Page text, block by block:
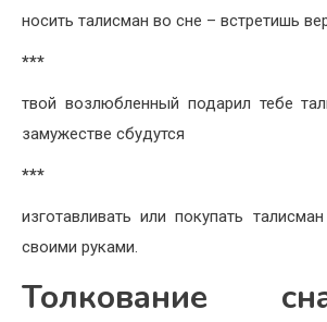
носить талисман во сне – встретишь
***
твой возлюбленный подарил тебе
замужестве сбудутся
***
изготавливать или покупать
своими руками.
Толкование